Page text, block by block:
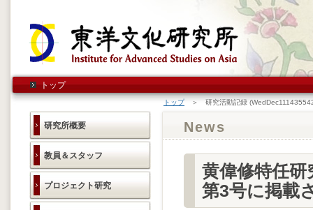
トップ
研究所概要
教員＆スタッフ
プロジェクト研究
トップ＞ 研究活動記録
News
黄偉修特任
第3号に掲載